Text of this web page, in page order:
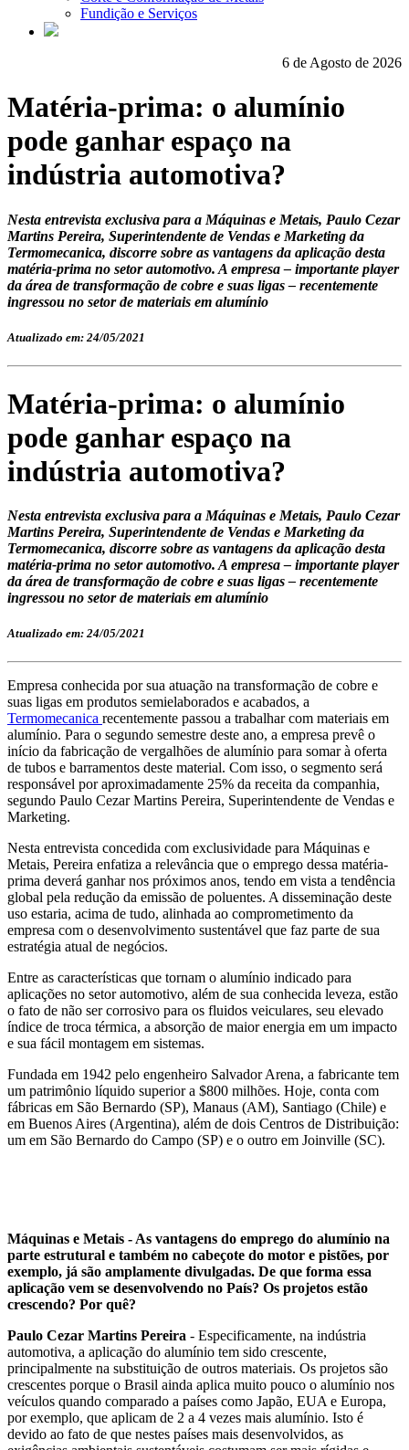
Fundição e Serviços
6 de Agosto de 2026
Matéria-prima: o alumínio
pode ganhar espaço na
indústria automotiva?
Nesta entrevista exclusiva para a Máquinas e Metais, Paulo Cezar
Martins Pereira, Superintendente de Vendas e Marketing da
Termomecanica, discorre sobre as vantagens da aplicação desta
matéria-prima no setor automotivo. A empresa – importante player
da área de transformação de cobre e suas ligas – recentemente
ingressou no setor de materiais em alumínio
Atualizado em: 24/05/2021
Matéria-prima: o alumínio
pode ganhar espaço na
indústria automotiva?
Nesta entrevista exclusiva para a Máquinas e Metais, Paulo Cezar
Martins Pereira, Superintendente de Vendas e Marketing da
Termomecanica, discorre sobre as vantagens da aplicação desta
matéria-prima no setor automotivo. A empresa – importante player
da área de transformação de cobre e suas ligas – recentemente
ingressou no setor de materiais em alumínio
Atualizado em: 24/05/2021
Empresa conhecida por sua atuação na transformação de cobre e
suas ligas em produtos semielaborados e acabados, a
Termomecanica recentemente passou a trabalhar com materiais em
alumínio. Para o segundo semestre deste ano, a empresa prevê o
início da fabricação de vergalhões de alumínio para somar à oferta
de tubos e barramentos deste material. Com isso, o segmento será
responsável por aproximadamente 25% da receita da companhia,
segundo Paulo Cezar Martins Pereira, Superintendente de Vendas e
Marketing.
Nesta entrevista concedida com exclusividade para Máquinas e
Metais, Pereira enfatiza a relevância que o emprego dessa matéria-
prima deverá ganhar nos próximos anos, tendo em vista a tendência
global pela redução da emissão de poluentes. A disseminação deste
uso estaria, acima de tudo, alinhada ao comprometimento da
empresa com o desenvolvimento sustentável que faz parte de sua
estratégia atual de negócios.
Entre as características que tornam o alumínio indicado para
aplicações no setor automotivo, além de sua conhecida leveza, estão
o fato de não ser corrosivo para os fluidos veiculares, seu elevado
índice de troca térmica, a absorção de maior energia em um impacto
e sua fácil montagem em sistemas.
Fundada em 1942 pelo engenheiro Salvador Arena, a fabricante tem
um patrimônio líquido superior a $800 milhões. Hoje, conta com
fábricas em São Bernardo (SP), Manaus (AM), Santiago (Chile) e
em Buenos Aires (Argentina), além de dois Centros de Distribuição:
um em São Bernardo do Campo (SP) e o outro em Joinville (SC).
Máquinas e Metais - As vantagens do emprego do alumínio na
parte estrutural e também no cabeçote do motor e pistões, por
exemplo, já são amplamente divulgadas. De que forma essa
aplicação vem se desenvolvendo no País? Os projetos estão
crescendo? Por quê?
Paulo Cezar Martins Pereira - Especificamente, na indústria
automotiva, a aplicação do alumínio tem sido crescente,
principalmente na substituição de outros materiais. Os projetos são
crescentes porque o Brasil ainda aplica muito pouco o alumínio nos
veículos quando comparado a países como Japão, EUA e Europa,
por exemplo, que aplicam de 2 a 4 vezes mais alumínio. Isto é
devido ao fato de que nestes países mais desenvolvidos, as